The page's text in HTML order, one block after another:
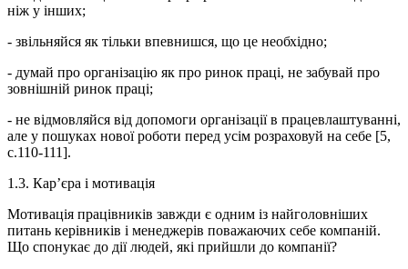
ніж у інших;
- звільняйся як тільки впевнишся, що це необхідно;
- думай про організацію як про ринок праці, не забувай про
зовнішній ринок праці;
- не відмовляйся від допомоги організації в працевлаштуванні,
але у пошуках нової роботи перед усім розраховуй на себе [5,
с.110-111].
1.3. Кар’єра і мотивація
Мотивація працівників завжди є одним із найголовніших
питань керівників і менеджерів поважаючих себе компаній.
Що спонукає до дії людей, які прийшли до компанії?